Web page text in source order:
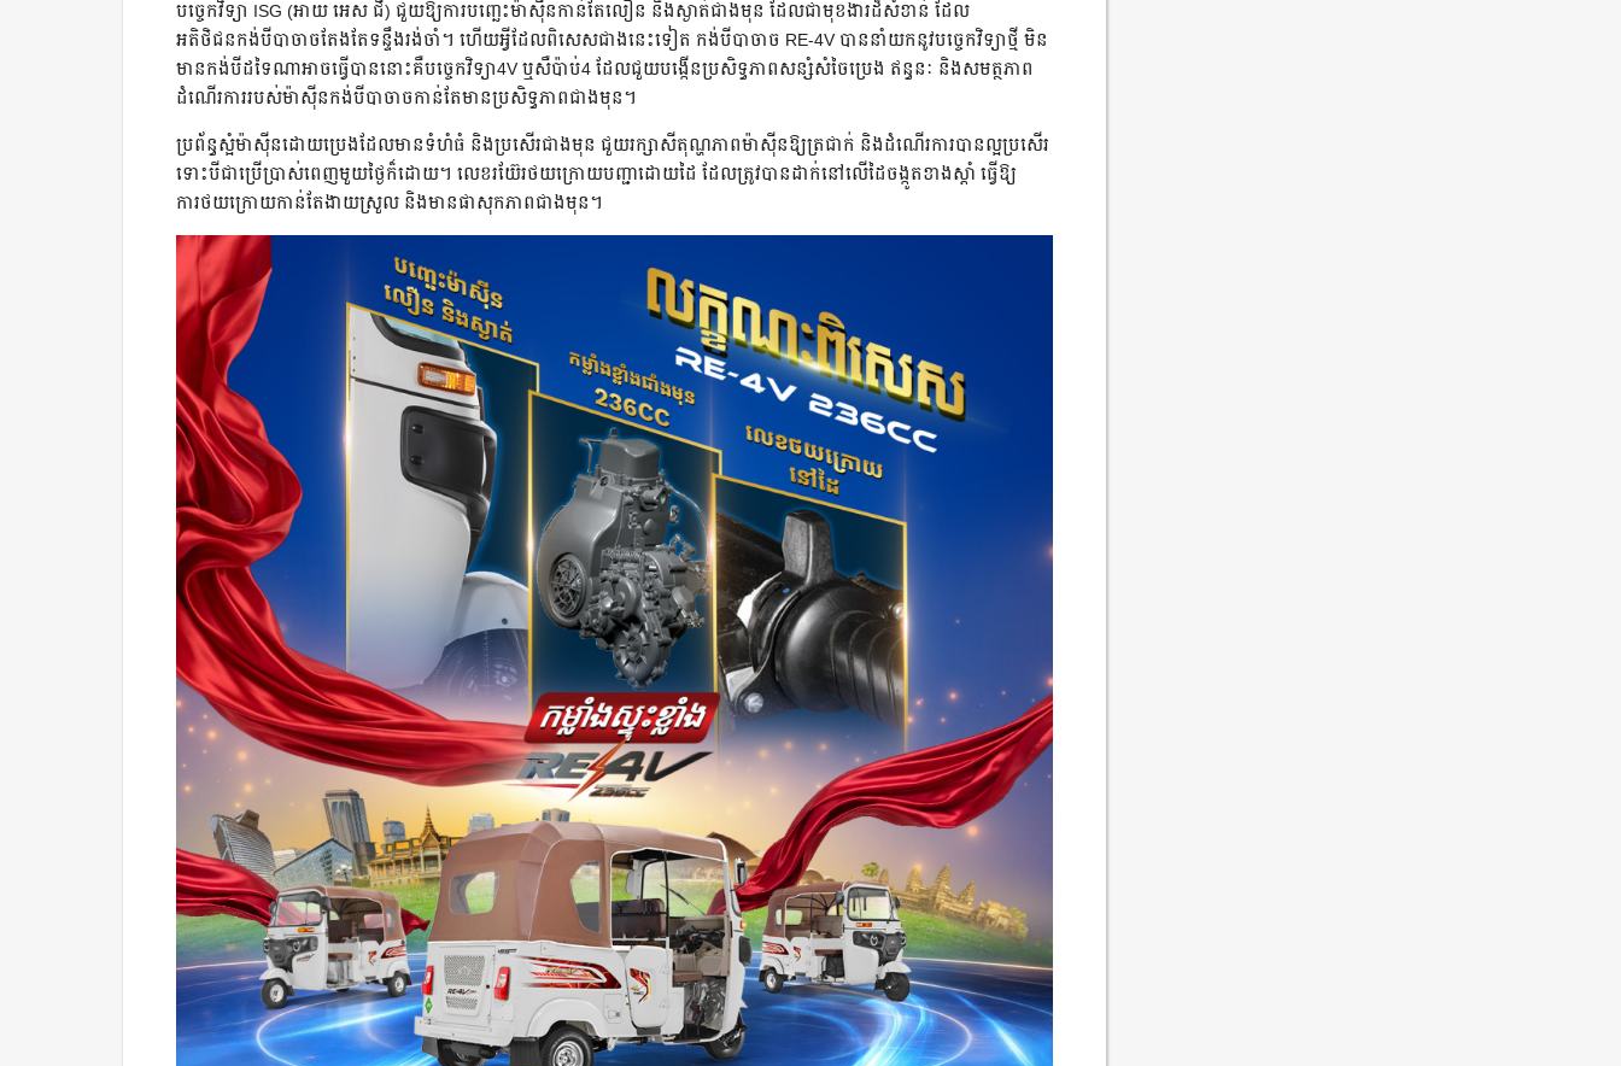
បច្ចេកវិទ្យា ISG (អាយ អេស ជី) ជួយឱ្យការបញ្ឆេះម៉ាស៊ីនកាន់តែលឿន និងស្ងាត់ជាងមុន ដែលជាមុខងារដ៏សំខាន់ ដែល
អតិថិជនកង់បីបាចាចតែងតែទន្ទឹងរង់ចាំ។ ហើយអ្វីដែលពិសេសជាងនេះទៀត កង់បីបាចាច RE-4V បាននាំយកនូវបច្ចេកវិទ្យាថ្មី មិន
មានកង់បីដទៃណាអាចធ្វើបាននោះគឺបច្ចេកវិទ្យា4V ឬសឺប៉ាប់4 ដែលជួយបង្កើនប្រសិទ្ធភាពសន្សំសំចៃប្រេង ឥន្ធនៈ និងសមត្ថភាព
ដំណើរការរបស់ម៉ាស៊ីនកង់បីបាចាចកាន់តែមានប្រសិទ្ធភាពជាងមុន។
ប្រព័ន្ធស្អំម៉ាស៊ីនដោយប្រេងដែលមានទំហំធំ និងប្រសើរជាងមុន ជួយរក្សាសីតុណ្ហភាពម៉ាស៊ីនឱ្យត្រជាក់ និងដំណើរការបានល្អប្រសើរ
ទោះបីជាប្រើប្រាស់ពេញមួយថ្ងៃក៏ដោយ។ លេខរយ៊ែរថយក្រោយបញ្ជាដោយដៃ ដែលត្រូវបានដាក់នៅលើដៃចង្កូតខាងស្ដាំ ធ្វើឱ្យ
ការថយក្រោយកាន់តែងាយស្រួល និងមានផាសុកភាពជាងមុន។